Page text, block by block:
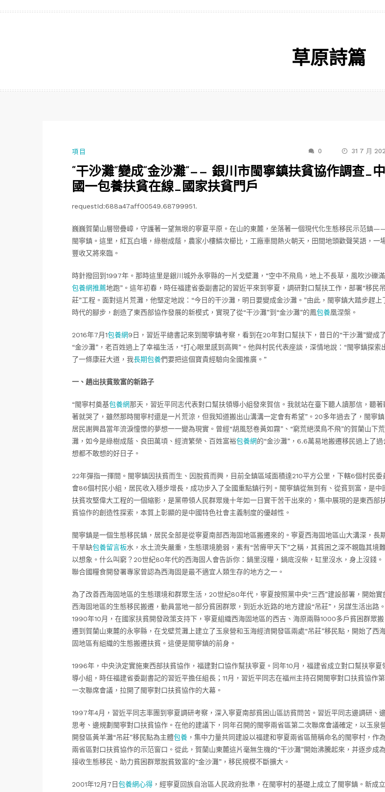
草原詩篇
項目 0 31 7 月
“干沙灘”變成“金沙灘”—— 銀川市閩寧鎮扶貧協作調查_中
國一包養扶貧在線_國家扶貧門戶
requestId:688a47aff00549.68799951.
巍巍賀蘭山層巒疊嶂，守護著一望無垠的寧夏平原。在山的東麓，坐落著一個現代化生態移民示范鎮
閩寧鎮。這里，紅瓦白墻，綠樹成蔭，農家小樓鱗次櫛比，工廠車間熱火朝天，田間地頭歡聲笑語，一
豐收又將來臨。
時針撥回到1997年。那時這里是銀川城外永寧縣的一片戈壁灘，“空中不飛鳥，地上不長草，風吹沙礫滿
包養網推薦地跑”。這年初春，時任福建省委副書記的習近平來到寧夏，調研對口幫扶工作，部署“移民吊
莊”工程。面對這片荒灘，他堅定地說：“今日的干沙灘，明日要變成金沙灘。”由此，閩寧鎮大踏步趕上
時代的腳步，創造了東西部協作發展的新模式，實現了從“干沙灘”到“金沙灘”的鳳包養凰涅槃。
2016年7月1包養網9日，習近平總書記來到閩寧鎮考察，看到在20年對口幫扶下，昔日的“干沙灘”變成
“金沙灘”，老百姓過上了幸福生活，“打心眼里感到高興”。他與村民代表座談，深情地說：“閩寧鎮探索
了一條康莊大道，我長期包養們要把這個寶貴經驗向全國推廣。”
一、趟出扶貧致富的新路子
“閩寧村奠基包養網那天，習近平同志代表對口幫扶領導小組發來賀信。我就站在臺下聽人讀那信，聽著
著就哭了，雖然那時閩寧村還是一片荒涼，但我知道搬出山溝溝一定會有希望”。20多年過去了，閩寧鎮
居民謝興昌當年流淚憧憬的夢想一一變為現實。曾經“胡風怒卷黃如霧”、“窮荒絕漠鳥不飛”的賀蘭山下荒
灘，如今是綠樹成蔭、良田萬頃、經濟繁榮、百姓富裕包養網的“金沙灘”，6.6萬易地搬遷移民過上了過
想都不敢想的好日子。
22年彈指一揮間。閩寧鎮因扶貧而生、因脫貧而興，目前全鎮區域面積達210平方公里，下轄6個村民委
會86個村民小組，居民收入穩步增長，成功步入了全國重點鎮行列。閩寧鎮從無到有、從貧到富，是中
扶貧攻堅偉大工程的一個縮影，是黨帶領人民群眾幾十年如一日實干苦干出來的，集中展現的是東西部
貧協作的創造性探索，本質上彰顯的是中國特色社會主義制度的優越性。
閩寧鎮是一個生態移民鎮，居民全部是從寧夏南部西海固地區搬遷來的。寧夏西海固地區山大溝深，長
干旱缺包養留言板水，水土流失嚴重，生態環境脆弱，素有“苦瘠甲天下”之稱，其貧困之深不親臨其境
以想象。什么叫窮？20世紀80年代的西海固人會告訴你：鍋里沒糧，鍋底沒柴，缸里沒水，身上沒錢。
聯合國糧食開發署專家曾認為西海固是最不適宜人類生存的地方之一。
為了改善西海固地區的生態環境和群眾生活，20世紀80年代，寧夏按照黨中央“三西”建設部署，開始實
西海固地區的生態移民搬遷，動員當地一部分貧困群眾，到近水近路的地方建設“吊莊”，另謀生活出路。
1990年10月，在國家扶貧開發政策支持下，寧夏組織西海固地區的西吉、海原兩縣1000多戶貧困群眾搬
遷到賀蘭山東麓的永寧縣，在戈壁荒灘上建立了玉泉營和玉海經濟開發區兩處“吊莊”移民點，開始了西
固地區有組織的生態搬遷扶貧。這便是閩寧鎮的前身。
1996年，中央決定實施東西部扶貧協作，福建對口協作幫扶寧夏。同年10月，福建省成立對口幫扶寧夏
導小組，時任福建省委副書記的習近平擔任組長；11月，習近平同志在福州主持召開閩寧對口扶貧協作第
一次聯席會議，拉開了閩寧對口扶貧協作的大幕。
1997年4月，習近平同志率團到寧夏調研考察，深入寧夏南部貧困山區訪貧問苦。習近平同志邊調研、邊
思考、邊規劃閩寧對口扶貧協作。在他的建議下，同年召開的閩寧兩省區第二次聯席會議確定，以玉泉
開發區黃羊灘“吊莊”移民點為主體包養 ，集中力量共同建設以福建和寧夏兩省區簡稱命名的閩寧村，作為
兩省區對口扶貧協作的示范窗口。從此，賀蘭山東麓這片毫無生機的“干沙灘”開始沸騰起來，并逐步成為
接收生態移民、助力貧困群眾脫貧致富的“金沙灘”，移民規模不斷擴大。
2001年12月7日包養網心得 ，經寧夏回族自治區人民政府批準，在閩寧村的基礎上成立了閩寧鎮。新成立